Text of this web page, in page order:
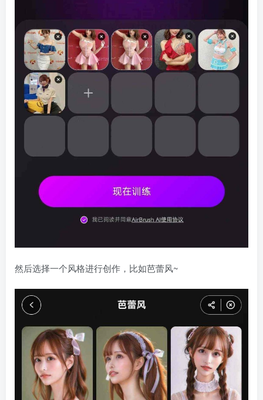
然后选择一个风格进行创作，比如芭蕾风~